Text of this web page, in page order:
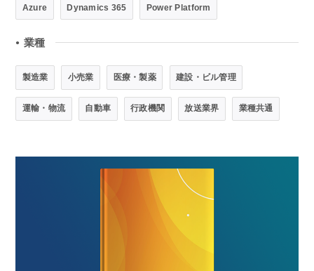
Azure Dynamics 365 Power Platform
● 業種
製造業 小売業 医療・製薬 建設・ビル管理
運輸・物流 自動車 行政機関 放送業界 業種共通